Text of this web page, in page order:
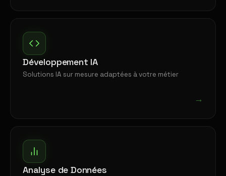
Développement IA
Solutions IA sur mesure adaptées à votre métier
→
Analyse de Données